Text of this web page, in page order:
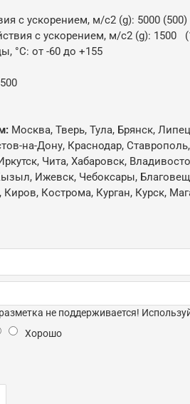
с ускорением, м/с2 (g): 5000 (500)
с ускорением, м/с2 (g): 1500
°C: от -60 до +155
Москва, Тверь, Тула, Брянск,
на-Дону, Краснодар,
Чита, Хабаровск,
Ижевск, Чебоксары,
Кострома, Курган, Курск,
не поддерживается!
Хорошо